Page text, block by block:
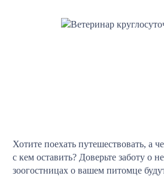
Хотите поехать путешествовать, а
с кем оставить? Доверьте заботу о
зоогостницах о вашем питомце